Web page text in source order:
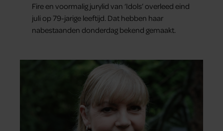
Fire en voormalig jurylid van ‘Idols’ overleed eind
juli op 79-jarige leeftijd. Dat hebben haar
nabestaanden donderdag bekend gemaakt.